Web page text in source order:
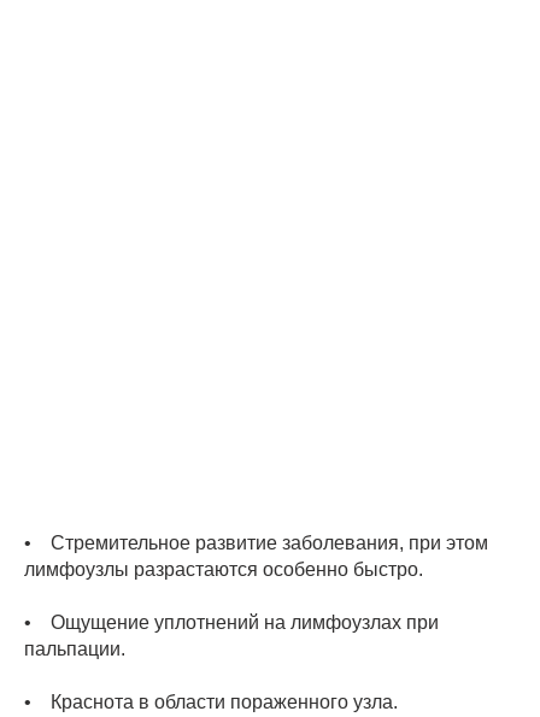
• Стремительное развитие заболевания, при этом
лимфоузлы разрастаются особенно быстро.
• Ощущение уплотнений на лимфоузлах при
пальпации.
• Краснота в области пораженного узла.